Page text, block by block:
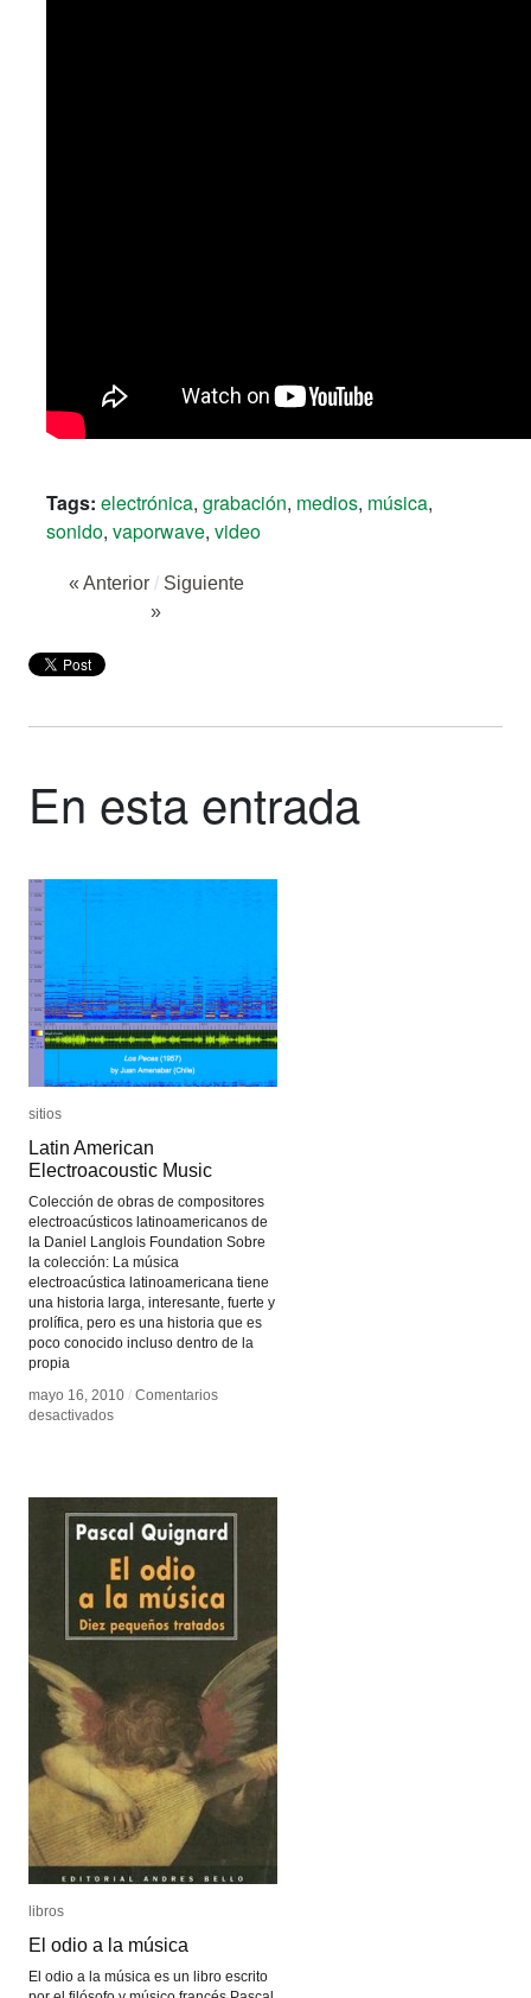
Tags: electrónica, grabación, medios, música,
sonido, vaporwave, video
« Anterior / Siguiente
»
En esta entrada
sitios
Latin American
Electroacoustic Music
Colección de obras de compositores
electroacústicos latinoamericanos de
la Daniel Langlois Foundation Sobre
la colección: La música
electroacústica latinoamericana tiene
una historia larga, interesante, fuerte y
prolífica, pero es una historia que es
poco conocido incluso dentro de la
propia
mayo 16, 2010 / Comentarios
desactivadosen
Music
sitios
Latin American
Electroacoustic Music
mayo 16, 2010 / Comentarios
desactivadosen
Music
libros
El odio a la música
El odio a la música es un libro escrito
libros
El odio a la música